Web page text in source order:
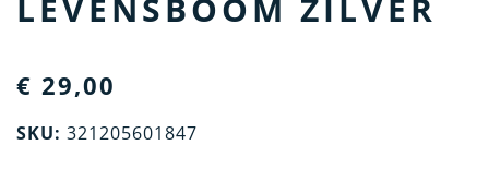
LEVENSBOOM ZILVER
€ 29,00
SKU: 321205601847